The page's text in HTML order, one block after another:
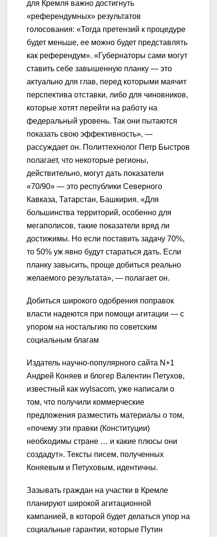
для Кремля важно достигнуть
«референдумных» результатов
голосования: «Тогда претензий к процедуре
будет меньше, ее можно будет представлять
как референдум». «Губернаторы сами могут
ставить себе завышенную планку — это
актуально для глав, перед которыми маячит
перспектива отставки, либо для чиновников,
которые хотят перейти на работу на
федеральный уровень. Так они пытаются
показать свою эффективность», —
рассуждает он. Политтехнолог Петр Быстров
полагает, что некоторые регионы,
действительно, могут дать показатели
«70/90» — это республики Северного
Кавказа, Татарстан, Башкирия. «Для
большинства территорий, особенно для
мегаполисов, такие показатели вряд ли
достижимы. Но если поставить задачу 70%,
то 50% уж явно будут стараться дать. Если
планку завысить, проще добиться реально
желаемого результата», — полагает он.
Добиться широкого одобрения поправок
власти надеются при помощи агитации — с
упором на ностальгию по советским
социальным благам
Издатель научно-популярного сайта N+1
Андрей Коняев и блогер Валентин Петухов,
известный как wylsacom, уже написали о
том, что получили коммерческие
предложения разместить материалы о том,
«почему эти правки (Конституции)
необходимы стране … и какие плюсы они
создадут». Тексты писем, полученных
Коняевым и Петуховым, идентичны.
Зазывать граждан на участки в Кремле
планируют широкой агитационной
кампанией, в которой будет делаться упор на
социальные гарантии, которые Путин